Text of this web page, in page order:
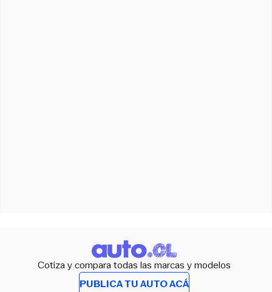
Cotiza y compara todas las marcas y modelos
PUBLICA TU AUTO ACÁ